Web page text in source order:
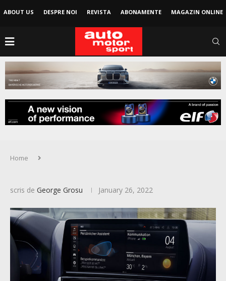
ABOUT US DESPRE NOI REVISTA ABONAMENTE MAGAZIN ONLINE
Home
scris de George Grosu January 26, 2022